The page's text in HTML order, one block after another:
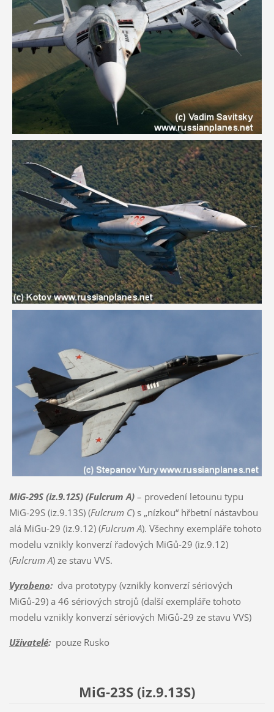
MiG-29S (iz.9.12S) (Fulcrum A)– provedení letounu typu
MiG-29S (iz.9.13S) (Fulcrum C) s „nízkou“ hřbetní nástavbou
alá MiGu-29 (iz.9.12) (Fulcrum A). Všechny exempláře tohoto
modelu vznikly konverzí řadových MiGů-29 (iz.9.12)
(Fulcrum A) ze stavu VVS.
Vyrobeno:dva prototypy (vznikly konverzí sériových
MiGů-29) a 46 sériových strojů (další exempláře tohoto
modelu vznikly konverzí sériových MiGů-29 ze stavu VVS)
Uživatelé:pouze Rusko
MiG-23S (iz.9.13S)